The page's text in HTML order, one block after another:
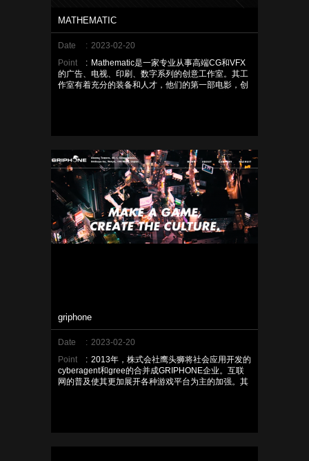
MATHEMATIC
Date : 2023-02-20
Point
: Mathematic是一家专业从事高端CG和VFX
的广告、电视、印刷、数字系列的创意工作室。其工
作室有着充分的装备和人才，他们的第一部电影，创
griphone
Date : 2023-02-20
Point
: 2013年，株式会社鹰头狮将社会应用开发的
cyberagent和gree的合并成GRIPHONE企业。互联
网的普及使其更加展开各种游戏平台为主的加强。其